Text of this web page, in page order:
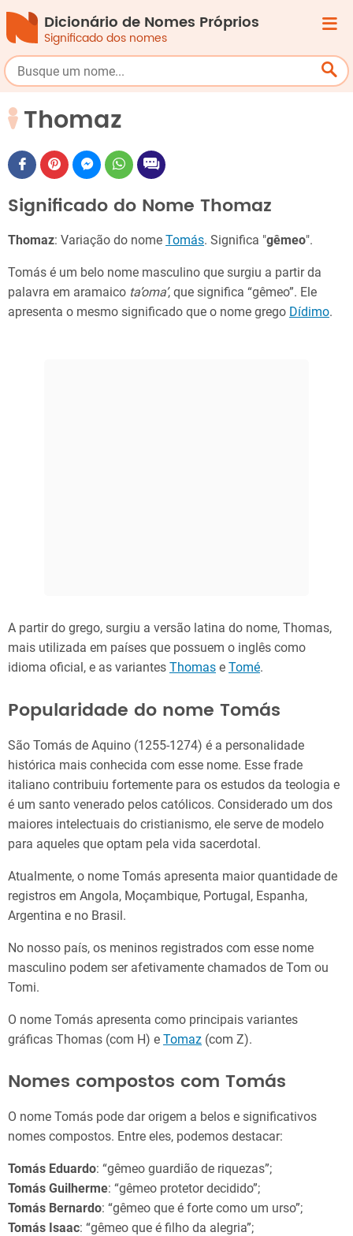
Dicionário de Nomes Próprios
Significado dos nomes
Thomaz
Significado do Nome Thomaz
Thomaz: Variação do nome Tomás. Significa "gêmeo".
Tomás é um belo nome masculino que surgiu a partir da
palavra em aramaico ta’oma’, que significa “gêmeo”. Ele
apresenta o mesmo significado que o nome grego Dídimo.
A partir do grego, surgiu a versão latina do nome, Thomas,
mais utilizada em países que possuem o inglês como
idioma oficial, e as variantes Thomas e Tomé.
Popularidade do nome Tomás
São Tomás de Aquino (1255-1274) é a personalidade
histórica mais conhecida com esse nome. Esse frade
italiano contribuiu fortemente para os estudos da teologia e
é um santo venerado pelos católicos. Considerado um dos
maiores intelectuais do cristianismo, ele serve de modelo
para aqueles que optam pela vida sacerdotal.
Atualmente, o nome Tomás apresenta maior quantidade de
registros em Angola, Moçambique, Portugal, Espanha,
Argentina e no Brasil.
No nosso país, os meninos registrados com esse nome
masculino podem ser afetivamente chamados de Tom ou
Tomi.
O nome Tomás apresenta como principais variantes
gráficas Thomas (com H) e Tomaz (com Z).
Nomes compostos com Tomás
O nome Tomás pode dar origem a belos e significativos
nomes compostos. Entre eles, podemos destacar:
Tomás Eduardo: “gêmeo guardião de riquezas”;
Tomás Guilherme: “gêmeo protetor decidido”;
Tomás Bernardo: “gêmeo que é forte como um urso”;
Tomás Isaac: “gêmeo que é filho da alegria”;